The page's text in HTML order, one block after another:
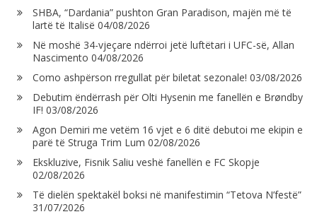
SHBA, “Dardania” pushton Gran Paradison, majën më të
lartë të Italisë 04/08/2026
Në moshë 34-vjeçare ndërroi jetë luftëtari i UFC-së, Allan
Nascimento 04/08/2026
Como ashpërson rregullat për biletat sezonale! 03/08/2026
Debutim ëndërrash për Olti Hysenin me fanellën e Brøndby
IF! 03/08/2026
Agon Demiri me vetëm 16 vjet e 6 ditë debutoi me ekipin e
parë të Struga Trim Lum 02/08/2026
Ekskluzive, Fisnik Saliu veshë fanellën e FC Skopje
02/08/2026
Të dielën spektakël boksi në manifestimin “Tetova N’festë”
31/07/2026